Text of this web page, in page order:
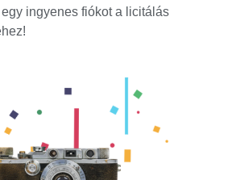
ingyenes fiókot a licitálás